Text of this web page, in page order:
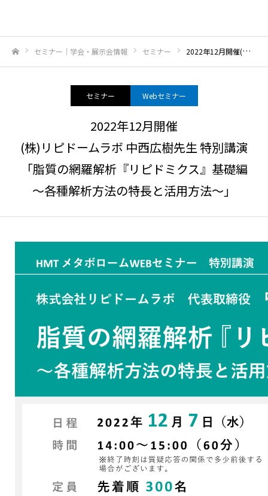
セミナー｜学会・展示会情報 セミナー 2022年12月開催(株)リピドームラボ 中西広樹先生 特別講演 「脂質の網羅解析『リピドミクス』基礎編～各種解析方法の特長と活用方法～」
セミナー Webセミナー
2022年12月開催
(株)リピドームラボ 中西広樹先生 特別講演
「脂質の網羅解析『リピドミクス』基礎編
～各種解析方法の特長と活用方法～」